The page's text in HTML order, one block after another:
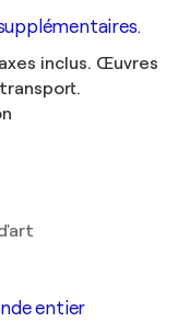
inclus. Œuvres
entier